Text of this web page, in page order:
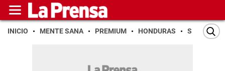
INICIO MENTE SANA PREMIUM HONDURAS SAN PEDRO